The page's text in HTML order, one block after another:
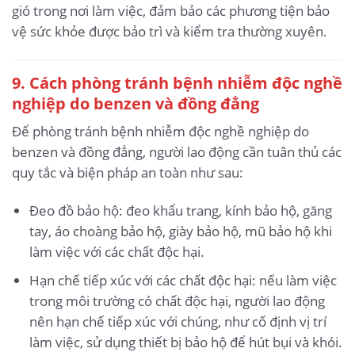
gió trong nơi làm việc, đảm bảo các phương tiện bảo
vệ sức khỏe được bảo trì và kiểm tra thường xuyên.
9. Cách phòng tránh bệnh nhiễm độc nghề
nghiệp do benzen và đồng đẳng
Để phòng tránh bệnh nhiễm độc nghề nghiệp do
benzen và đồng đẳng, người lao động cần tuân thủ các
quy tắc và biện pháp an toàn như sau:
Đeo đồ bảo hộ: đeo khẩu trang, kính bảo hộ, găng
tay, áo choàng bảo hộ, giày bảo hộ, mũ bảo hộ khi
làm việc với các chất độc hại.
Hạn chế tiếp xúc với các chất độc hại: nếu làm việc
trong môi trường có chất độc hại, người lao động
nên hạn chế tiếp xúc với chúng, như cố định vị trí
làm việc, sử dụng thiết bị bảo hộ để hút bụi và khói.